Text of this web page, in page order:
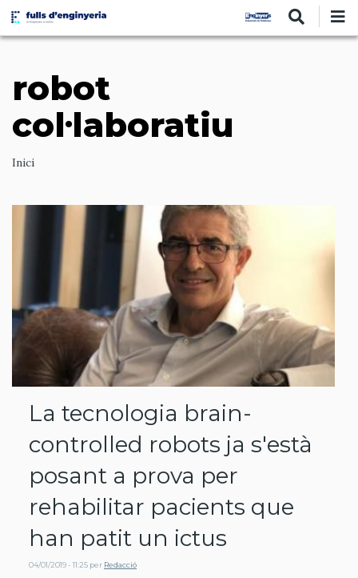
Vés
contingut
robot
col·laboratiu
Ruta
navegació
Inici
La tecnologia brain-
controlled robots ja s'està
posant a prova per
rehabilitar pacients que
han patit un ictus
04/01/2019 - 11:25 per Redacció